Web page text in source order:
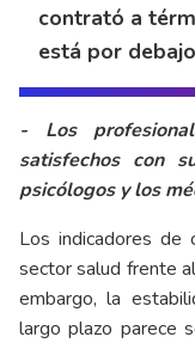
contrató a
está por
- Los
satisfechos con
psicólogos y los
Los indicadores
sector salud frente
embargo, la
largo plazo parece